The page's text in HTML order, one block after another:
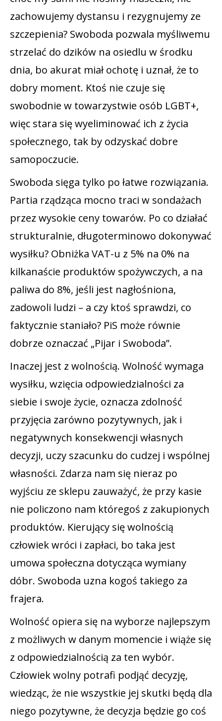
zachowujemy dystansu i rezygnujemy ze
szczepienia? Swoboda pozwala myśliwemu
strzelać do dzików na osiedlu w środku
dnia, bo akurat miał ochotę i uznał, że to
dobry moment. Ktoś nie czuje się
swobodnie w towarzystwie osób LGBT+,
więc stara się wyeliminować ich z życia
społecznego, tak by odzyskać dobre
samopoczucie.
Swoboda sięga tylko po łatwe rozwiązania.
Partia rządząca mocno traci w sondażach
przez wysokie ceny towarów. Po co działać
strukturalnie, długoterminowo dokonywać
wysiłku? Obniżka VAT-u z 5% na 0% na
kilkanaście produktów spożywczych, a na
paliwa do 8%, jeśli jest nagłośniona,
zadowoli ludzi – a czy ktoś sprawdzi, co
faktycznie staniało? PiS może równie
dobrze oznaczać „Pijar i Swoboda”.
Inaczej jest z wolnością. Wolność wymaga
wysiłku, wzięcia odpowiedzialności za
siebie i swoje życie, oznacza zdolność
przyjęcia zarówno pozytywnych, jak i
negatywnych konsekwencji własnych
decyzji, uczy szacunku do cudzej i wspólnej
własności. Zdarza nam się nieraz po
wyjściu ze sklepu zauważyć, że przy kasie
nie policzono nam któregoś z zakupionych
produktów. Kierujący się wolnością
człowiek wróci i zapłaci, bo taka jest
umowa społeczna dotycząca wymiany
dóbr. Swoboda uzna kogoś takiego za
frajera.
Wolność opiera się na wyborze najlepszym
z możliwych w danym momencie i wiąże się
z odpowiedzialnością za ten wybór.
Człowiek wolny potrafi podjąć decyzję,
wiedząc, że nie wszystkie jej skutki będą dla
niego pozytywne, że decyzja będzie go coś